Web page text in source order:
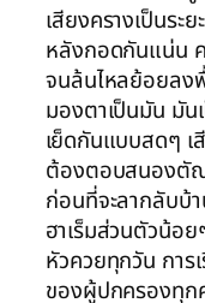
เสียงครางเป็นระ
หลังกอดกันแน่น
จนล้นไหลย้อยลง
มองตาเป็นมัน มั
เย็ดกันแบบสดๆ เ
ต้องตอบสนองตั
ก่อนที่จะลากลับบ้
ฮาเร็มส่วนตัวน้อ
หัวควยทุกวัน การ
ของผู้ปกครองทุก